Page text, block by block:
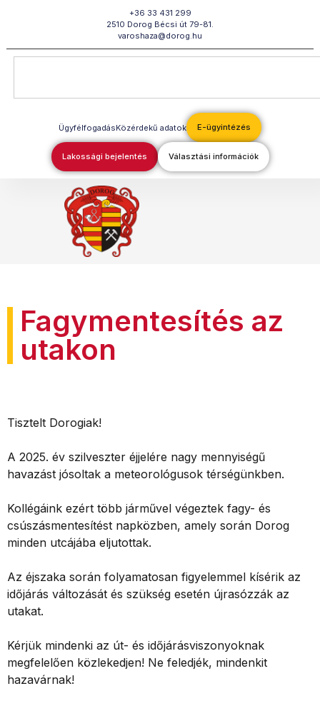
+36 33 431 299
2510 Dorog Bécsi út 79-81.
varoshaza@dorog.hu
ÜgyfélfogadásKözérdekű adatok E-ügyintézés
Lakossági bejelentés Választási információk
Fagymentesítés az
utakon
Tisztelt Dorogiak!
A 2025. év szilveszter éjjelére nagy mennyiségű
havazást jósoltak a meteorológusok térségünkben.
Kollégáink ezért több járművel végeztek fagy- és
csúszásmentesítést napközben, amely során Dorog
minden utcájába eljutottak.
Az éjszaka során folyamatosan figyelemmel kísérik az
időjárás változását és szükség esetén újrasózzák az
utakat.
Kérjük mindenki az út- és időjárásviszonyoknak
megfelelően közlekedjen! Ne feledjék, mindenkit
hazavárnak!